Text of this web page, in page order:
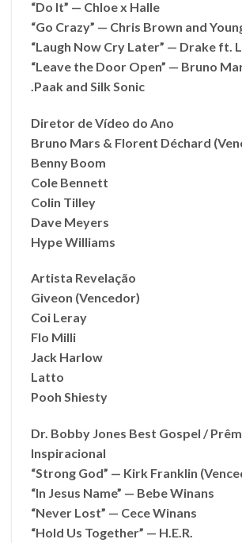
“Do It” — Chloe x Halle
“Go Crazy” — Chris Brown and
“Laugh Now Cry Later” — Drake ft.
“Leave the Door Open” — Bruno
.Paak and Silk Sonic
Diretor de Vídeo do Ano
Bruno Mars & Florent Déchard
Benny Boom
Cole Bennett
Colin Tilley
Dave Meyers
Hype Williams
Artista Revelação
Giveon (Vencedor)
Coi Leray
Flo Milli
Jack Harlow
Latto
Pooh Shiesty
Dr. Bobby Jones Best Gospel /
Inspiracional
“Strong God” — Kirk Franklin
“In Jesus Name” — Bebe Winans
“Never Lost” — Cece Winans
“Hold Us Together” — H.E.R.